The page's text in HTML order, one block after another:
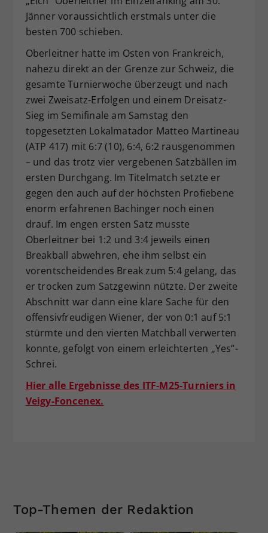
Jänner voraussichtlich erstmals unter die
besten 700 schieben.
Oberleitner hatte im Osten von Frankreich,
nahezu direkt an der Grenze zur Schweiz, die
gesamte Turnierwoche überzeugt und nach
zwei Zweisatz-Erfolgen und einem Dreisatz-
Sieg im Semifinale am Samstag den
topgesetzten Lokalmatador Matteo Martineau
(ATP 417) mit 6:7 (10), 6:4, 6:2 rausgenommen
– und das trotz vier vergebenen Satzbällen im
ersten Durchgang. Im Titelmatch setzte er
gegen den auch auf der höchsten Profiebene
enorm erfahrenen Bachinger noch einen
drauf. Im engen ersten Satz musste
Oberleitner bei 1:2 und 3:4 jeweils einen
Breakball abwehren, ehe ihm selbst ein
vorentscheidendes Break zum 5:4 gelang, das
er trocken zum Satzgewinn nützte. Der zweite
Abschnitt war dann eine klare Sache für den
offensivfreudigen Wiener, der von 0:1 auf 5:1
stürmte und den vierten Matchball verwerten
konnte, gefolgt von einem erleichterten „Yes“-
Schrei.
Hier alle Ergebnisse des ITF-M25-Turniers in
Veigy-Foncenex.
Top-Themen der Redaktion